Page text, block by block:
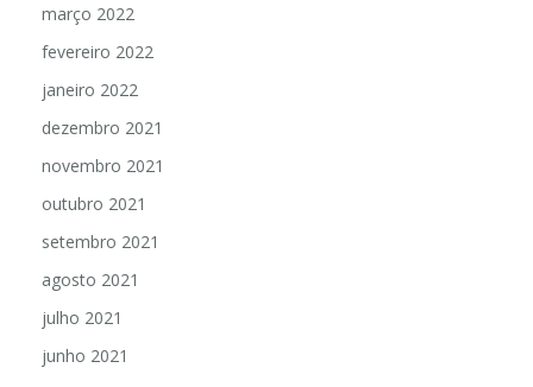
março 2022
fevereiro 2022
janeiro 2022
dezembro 2021
novembro 2021
outubro 2021
setembro 2021
agosto 2021
julho 2021
junho 2021